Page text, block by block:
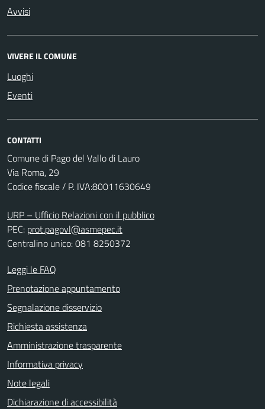
Avvisi
VIVERE IL COMUNE
Luoghi
Eventi
CONTATTI
Comune di Pago del Vallo di Lauro
Via Roma, 29
Codice fiscale / P. IVA:80011630649
URP – Ufficio Relazioni con il pubblico
PEC: prot.pagovl@asmepec.it
Centralino unico: 081 8250372
Leggi le FAQ
Prenotazione appuntamento
Segnalazione disservizio
Richiesta assistenza
Amministrazione trasparente
Informativa privacy
Note legali
Dichiarazione di accessibilità